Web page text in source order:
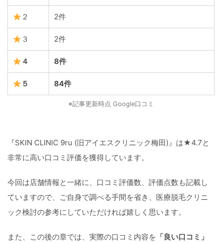
２ 2件
３ 2件
４ 8件
５ 84件
※記事更新時点 Google口コミ
『SKIN CLINIC 9ru (旧アイエスクリニック梅田)』は★4.7と
非常に高い口コミ評価を獲得しています。
今回は店舗情報と一緒に、口コミ評価数、評価点数も記載し
ていますので、ご自身で調べる手間を省き、医療脱毛クリニ
ック検討の参考にしていただければ嬉しく思います。
また、この後の章では、実際の口コミ内容を 「良い口コミ」